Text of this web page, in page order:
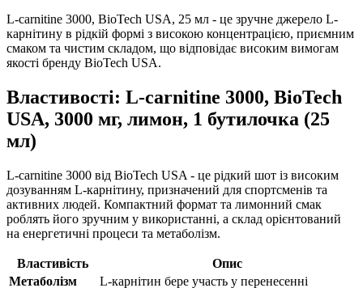
L-carnitine 3000, BioTech USA, 25 мл - це зручне джерело L-
карнітину в рідкій формі з високою концентрацією, приємним
смаком та чистим складом, що відповідає високим вимогам
якості бренду BioTech USA.
Властивості: L-carnitine 3000, BioTech
USA, 3000 мг, лимон, 1 бутилочка (25
мл)
L-carnitine 3000 від BioTech USA - це рідкий шот із високим
дозуванням L-карнітину, призначений для спортсменів та
активних людей. Компактний формат та лимонний смак
роблять його зручним у використанні, а склад орієнтований
на енергетичні процеси та метаболізм.
Властивість
Опис
Метаболізм
L-карнітин бере участь у перенесенні